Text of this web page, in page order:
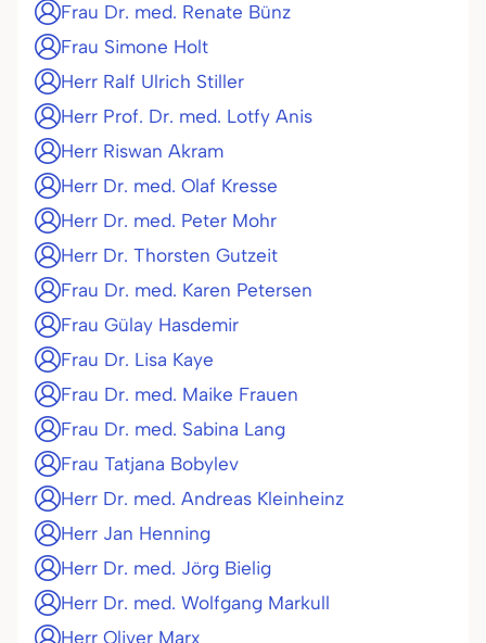
Frau Dr. med. Renate Bünz
Frau Simone Holt
Herr Ralf Ulrich Stiller
Herr Prof. Dr. med. Lotfy Anis
Herr Riswan Akram
Herr Dr. med. Olaf Kresse
Herr Dr. med. Peter Mohr
Herr Dr. Thorsten Gutzeit
Frau Dr. med. Karen Petersen
Frau Gülay Hasdemir
Frau Dr. Lisa Kaye
Frau Dr. med. Maike Frauen
Frau Dr. med. Sabina Lang
Frau Tatjana Bobylev
Herr Dr. med. Andreas Kleinheinz
Herr Jan Henning
Herr Dr. med. Jörg Bielig
Herr Dr. med. Wolfgang Markull
Herr Oliver Marx